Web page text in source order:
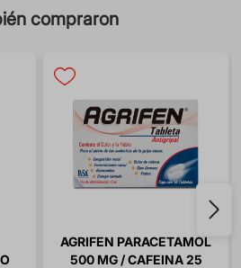
compraron
AGRIFEN PARACETAMOL
500 MG / CAFEINA 25